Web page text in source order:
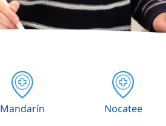
Mandarín Nocatee